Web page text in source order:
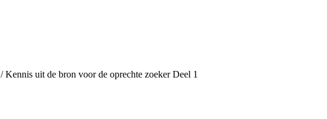
/ Kennis uit de bron voor de oprechte zoeker Deel 1